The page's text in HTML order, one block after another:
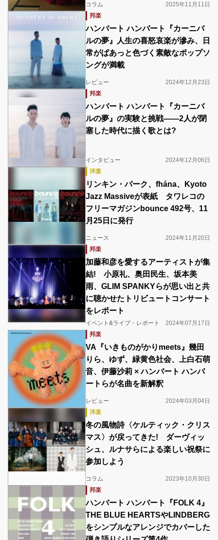
コラム
2025年11月11日
邦楽
ハンバート ハンバート『カーニバ
ルの夢』人生の喜怒哀楽が滲み、日
常がぱあっと色づく素敵なポップソ
ングが満載
レビュー
2024年12月23日
邦楽
ハンバート ハンバート『カーニバ
ルの夢』の実験と挑戦――2人が閉
塞した時代に描く歌とは?
インタビュー
2024年12月06日
洋楽
リンキン・パーク、fhána、Kyoto
Jazz Massiveが表紙 タワレコの
フリーマガジンbounce 492号、11
月25日に発行
ニュース
2024年11月20日
邦楽
加藤和彦を愛するアーティストが集
結! 小原礼、奥田民生、坂本美
雨、GLIM SPANKYらが思い出と共
に聴かせたトリビュートコンサート
をレポート
イベント&ライブ・レポート
2024年07月17日
邦楽
VA『いきものがかりmeets』幾田
りら、ゆず、緑黄色社会、上白石萌
音、伊藤沙莉 × ハンバート ハンバ
ートらが名曲を新解釈
レビュー
2024年03月04日
洋楽
冬の風物詩〈ケルティック・クリス
マス〉が戻ってきた! ダーヴィッ
シュ、ルナサらによる楽しい祝祭に
参加しよう
コラム
2023年10月30日
邦楽
ハンバート ハンバート『FOLK 4』
THE BLUE HEARTSやLINDBERG
をシンプルなアレンジでカバーした